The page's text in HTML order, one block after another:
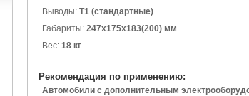
Выводы:Т1 (стандартные)
Габариты: 247х175х183(200) мм
Вес:18 кг
Рекомендация по применению:
Автомобили с дополнительным